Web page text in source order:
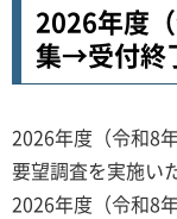
2026年度
集→受付終
2026年度（令和8
要望調査を実施い
2026年度（令和8